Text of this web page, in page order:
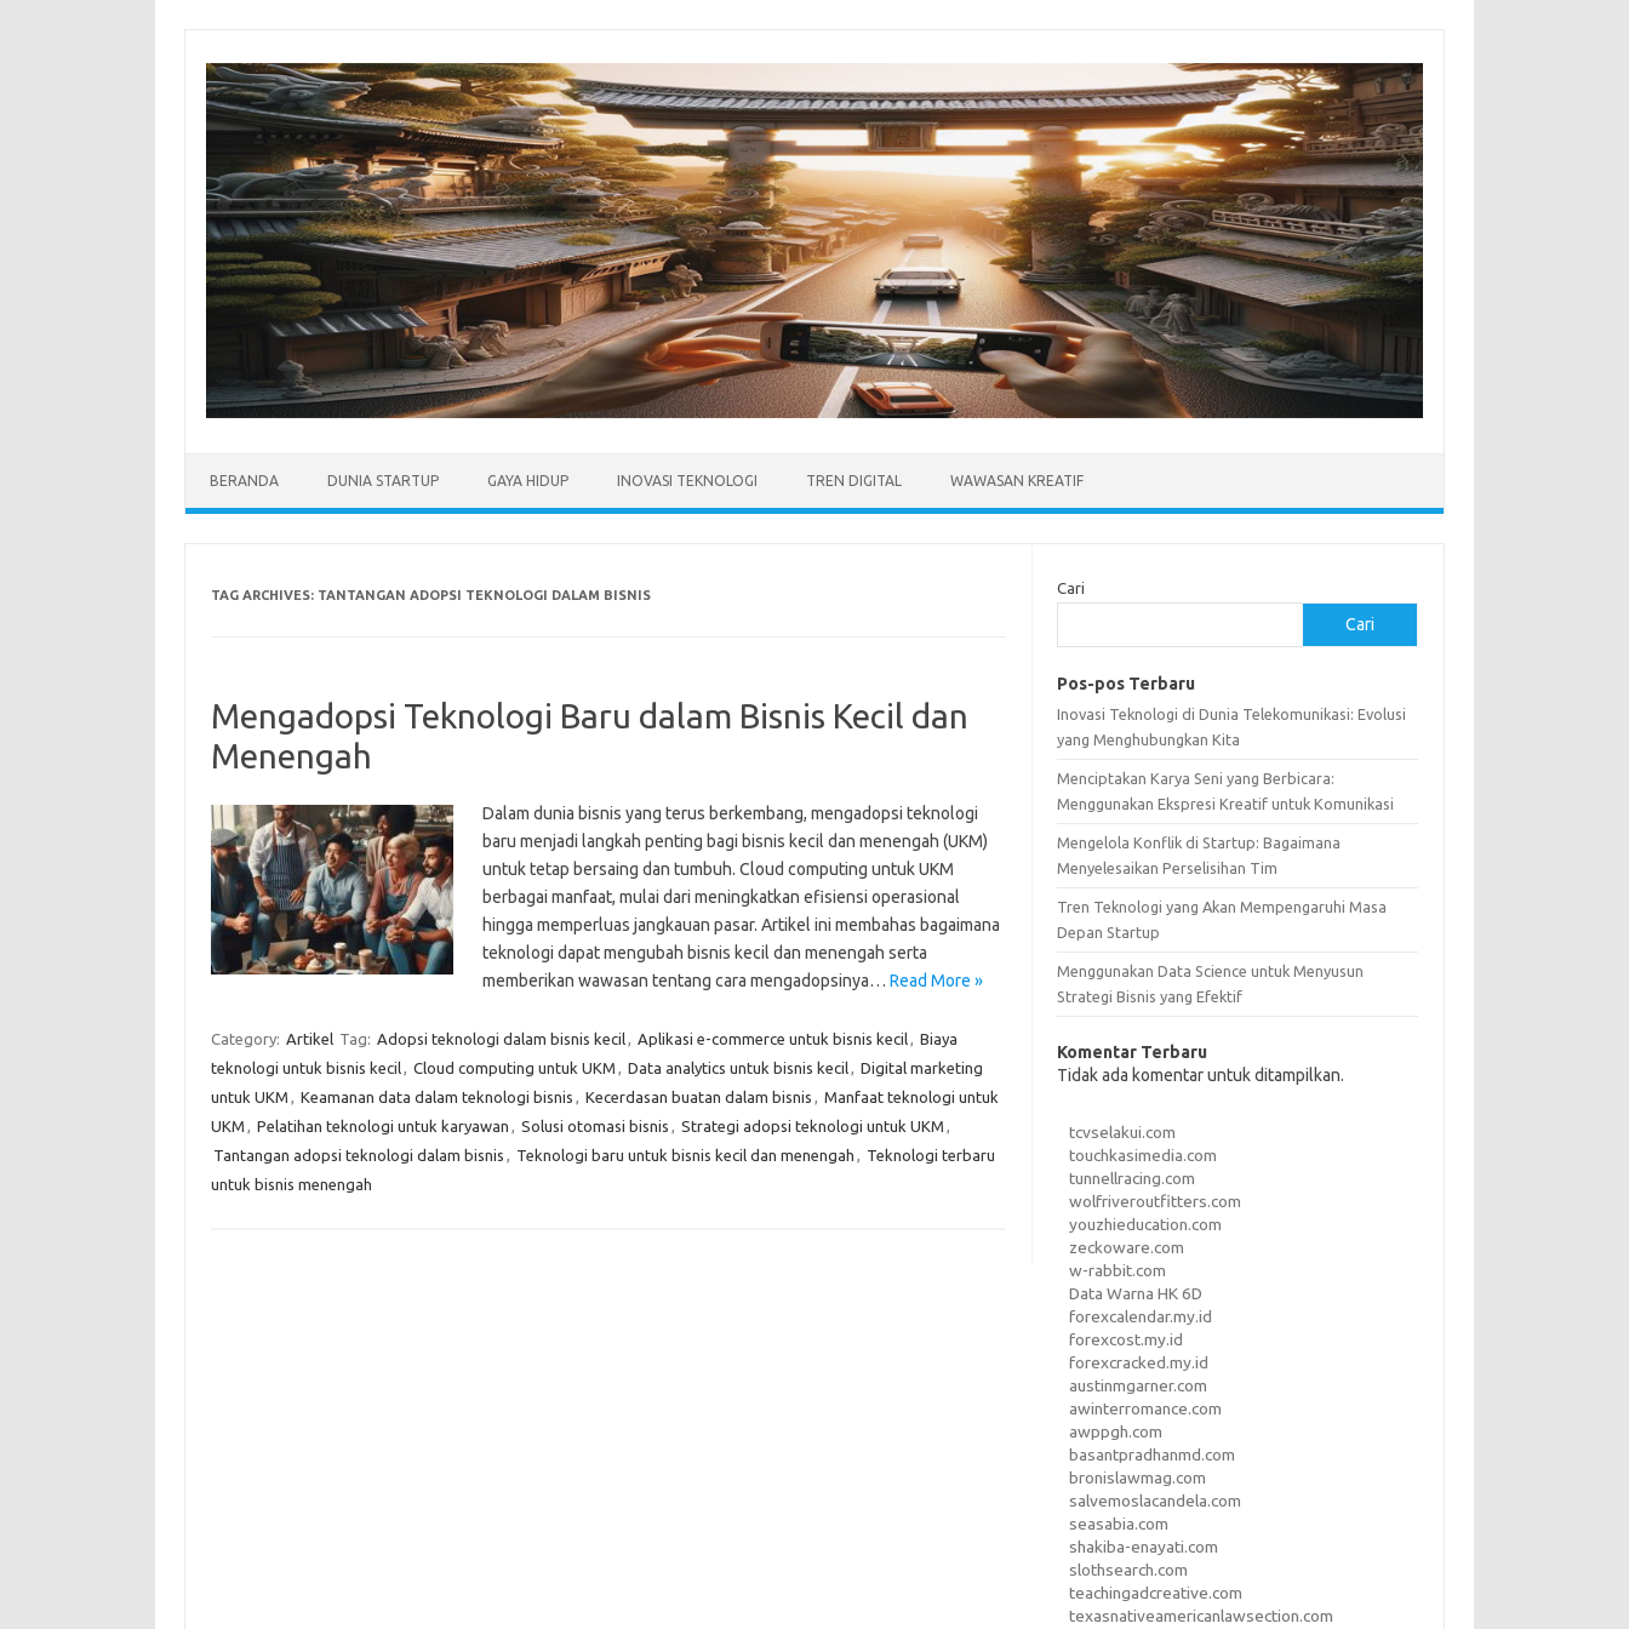
content
BERANDA DUNIA STARTUP GAYA HIDUP INOVASI TEKNOLOGI TREN DIGITAL WAWASAN KREATIF
TAG ARCHIVES: TANTANGAN ADOPSI TEKNOLOGI DALAM BISNIS
Mengadopsi Teknologi Baru dalam Bisnis Kecil dan
Menengah
Dalam dunia bisnis yang terus berkembang, mengadopsi teknologi
baru menjadi langkah penting bagi bisnis kecil dan menengah (UKM)
untuk tetap bersaing dan tumbuh. Cloud computing untuk UKM
berbagai manfaat, mulai dari meningkatkan efisiensi operasional
hingga memperluas jangkauan pasar. Artikel ini membahas bagaimana
teknologi dapat mengubah bisnis kecil dan menengah serta
memberikan wawasan tentang cara mengadopsinya… Read More »
Category: Artikel Tag: Adopsi teknologi dalam bisnis kecil, Aplikasi e-commerce untuk bisnis kecil, Biaya
teknologi untuk bisnis kecil, Cloud computing untuk UKM , Data analytics untuk bisnis kecil, Digital marketing
untuk UKM , Keamanan data dalam teknologi bisnis , Kecerdasan buatan dalam bisnis , Manfaat teknologi untuk
UKM , Pelatihan teknologi untuk karyawan , Solusi otomasi bisnis , Strategi adopsi teknologi untuk UKM ,
Tantangan adopsi teknologi dalam bisnis , Teknologi baru untuk bisnis kecil dan menengah , Teknologi terbaru
untuk bisnis menengah
Cari
Cari
Pos-pos Terbaru
Inovasi Teknologi di Dunia Telekomunikasi: Evolusi
yang Menghubungkan Kita
Menciptakan Karya Seni yang Berbicara:
Menggunakan Ekspresi Kreatif untuk Komunikasi
Mengelola Konflik di Startup: Bagaimana
Menyelesaikan Perselisihan Tim
Tren Teknologi yang Akan Mempengaruhi Masa
Depan Startup
Menggunakan Data Science untuk Menyusun
Strategi Bisnis yang Efektif
Komentar Terbaru
Tidak ada komentar untuk ditampilkan.
tcvselakui.com
touchkasimedia.com
tunnellracing.com
wolfriveroutfitters.com
youzhieducation.com
zeckoware.com
w-rabbit.com
Data Warna HK 6D
forexcalendar.my.id
forexcost.my.id
forexcracked.my.id
austinmgarner.com
awinterromance.com
awppgh.com
basantpradhanmd.com
bronislawmag.com
salvemoslacandela.com
seasabia.com
shakiba-enayati.com
slothsearch.com
teachingadcreative.com
texasnativeamericanlawsection.com